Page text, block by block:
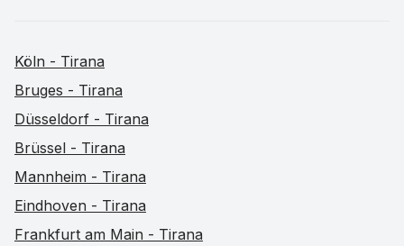
Köln - Tirana
Bruges - Tirana
Düsseldorf - Tirana
Brüssel - Tirana
Mannheim - Tirana
Eindhoven - Tirana
Frankfurt am Main - Tirana